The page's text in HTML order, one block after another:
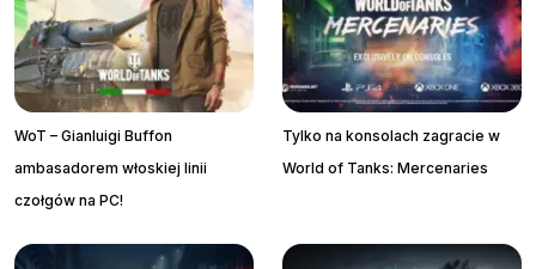
WoT – Gianluigi Buffon
ambasadorem włoskiej linii
czołgów na PC!
Tylko na konsolach zagracie w
World of Tanks: Mercenaries